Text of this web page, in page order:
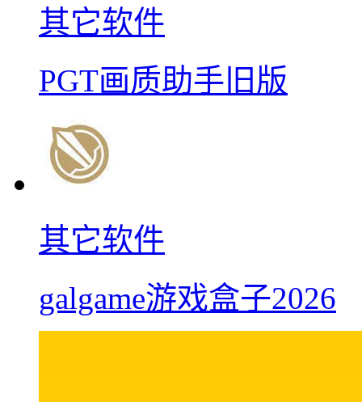
其它软件
PGT画质助手旧版
其它软件
galgame游戏盒子2026